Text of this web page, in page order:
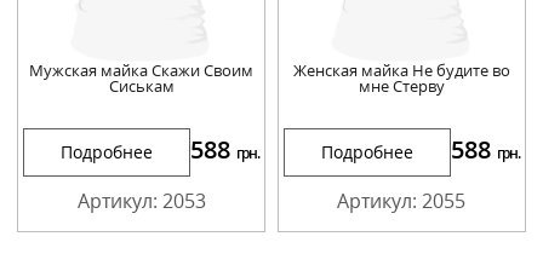
Мужская майка Скажи Своим
Сиськам
Подробнее 588 грн.
Артикул: 2053
Женская майка Не будите во
мне Стерву
Подробнее 588 грн.
Артикул: 2055